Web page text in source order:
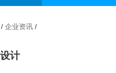
实验室净化装修
/ 企业资讯 /
计